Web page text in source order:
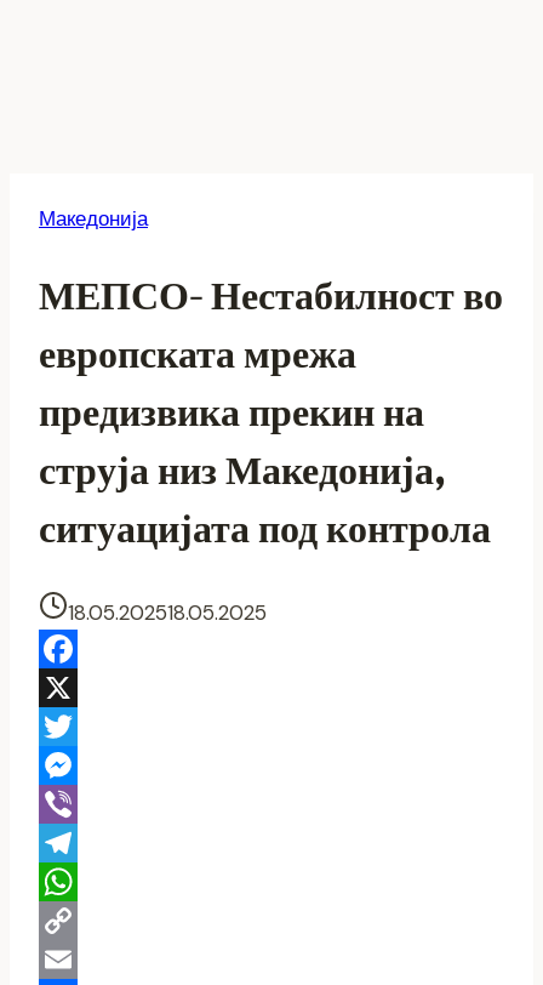
Македонија
МЕПСО- Нестабилност во
европската мрежа
предизвика прекин на
струја низ Македонија,
ситуацијата под контрола
18.05.202518.05.2025
Facebook
X
Twitter
Messenger
Viber
Telegram
WhatsApp
Copy